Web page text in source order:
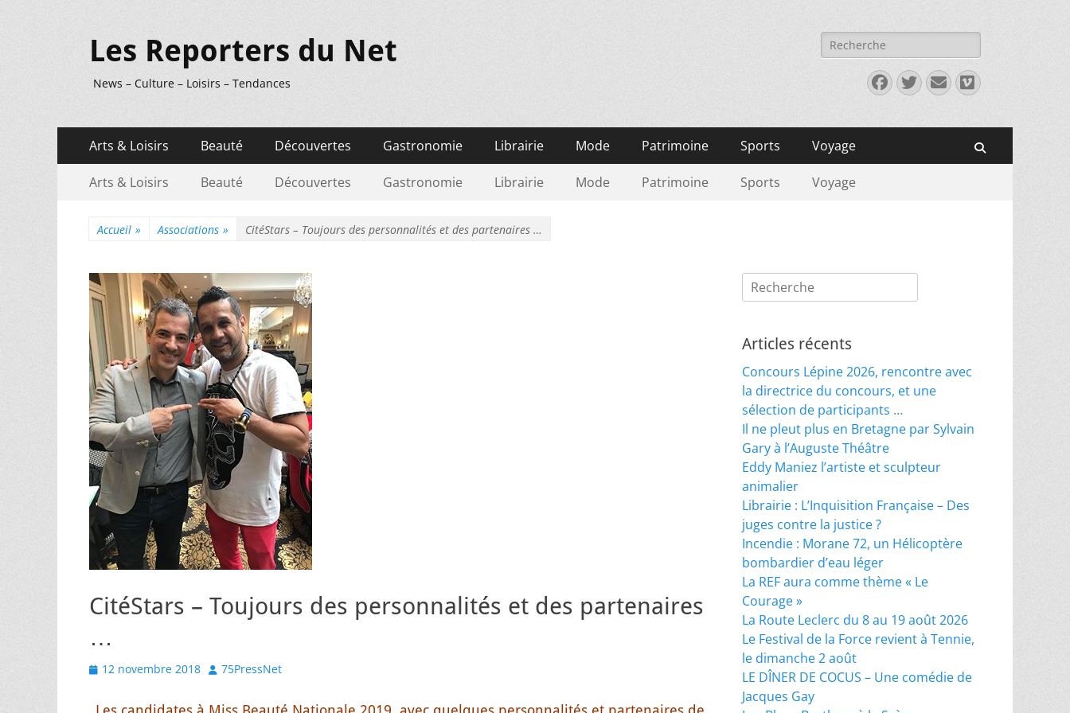
Les Reporters du Net
News – Culture – Loisirs – Tendances
Rechercher :
Facebook
Twitter
E-
mail
Vimeo
Menu
principal
contenu
Arts & Loisirs Beauté Découvertes Gastronomie Librairie Mode Patrimoine Sports Voyage
Menu
Arts & Loisirs Beauté Découvertes Gastronomie Librairie Mode Patrimoine Sports Voyage
Accueil » Associations » CitéStars – Toujours des personnalités et des partenaires …
CitéStars – Toujours des personnalités et des partenaires
…
Posted
12 novembre 2018 Author
75PressNet
Rechercher :
Articles récents
Concours Lépine 2026, rencontre avec
la directrice du concours, et une
sélection de participants …
Il ne pleut plus en Bretagne par Sylvain
Gary à l’Auguste Théâtre
Eddy Maniez l’artiste et sculpteur
animalier
Librairie : L’Inquisition Française – Des
juges contre la justice ?
Incendie : Morane 72, un Hélicoptère
bombardier d’eau léger
La REF aura comme thème « Le
Courage »
La Route Leclerc du 8 au 19 août 2026
Le Festival de la Force revient à Tennie,
le dimanche 2 août
LE DÎNER DE COCUS – Une comédie de
Jacques Gay